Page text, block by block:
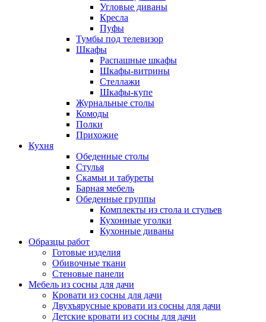
Угловые диваны
Кресла
Пуфы
Тумбы под телевизор
Шкафы
Распашные шкафы
Шкафы-витрины
Стеллажи
Шкафы-купе
Журнальные столы
Комоды
Полки
Прихожие
Кухня
Обеденные столы
Стулья
Скамьи и табуреты
Барная мебель
Обеденные группы
Комплекты из стола и стульев
Кухонные уголки
Кухонные диваны
Образцы работ
Готовые изделия
Обивочные ткани
Стеновые панели
Мебель из сосны для дачи
Кровати из сосны для дачи
Двухъярусные кровати из сосны для дачи
Детские кровати из сосны для дачи